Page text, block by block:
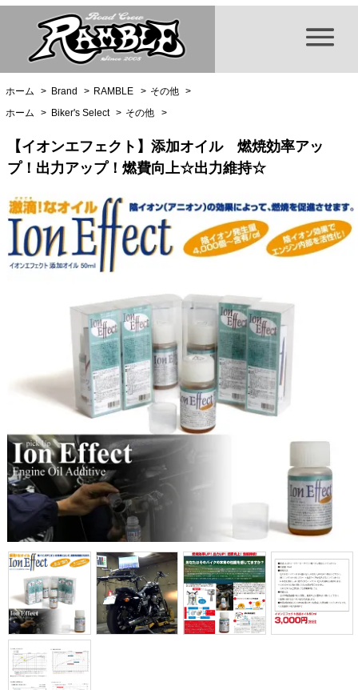
ホーム > Brand > RAMBLE > その他 >
ホーム
> Biker's Select > その他 >
【イオンエフェクト】添加オイル 燃焼効率アッ
プ！出力アップ！燃費向上☆出力維持☆